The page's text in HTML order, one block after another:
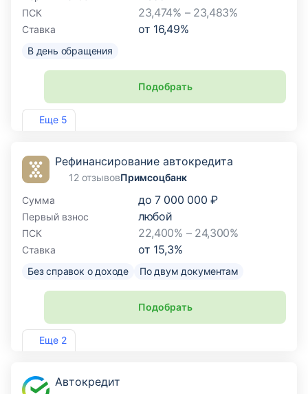
Еще 5
ПСК 23,474% – 23,483%
Ставка от 16,49%
В день обращения
Подобрать
Лиц. №1810
Еще 2
Рефинансирование автокредита
12 отзывовПримсоцбанк
Сумма
до 7 000 000 ₽
Первый взнос любой
ПСК 22,400% – 24,300%
Ставка от 15,3%
Без справок о доходе По двум документам
Подобрать
Лиц. №2733
Автокредит